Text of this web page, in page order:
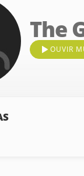
The
OUVIR